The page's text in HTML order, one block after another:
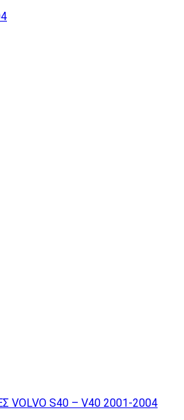
S40 – V40 2001-2004